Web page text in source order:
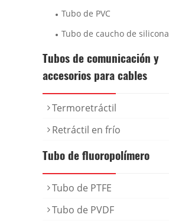
Tubo de PVC
Tubo de caucho de silicona
Tubos de comunicación y
accesorios para cables
Termoretráctil
Retráctil en frío
Tubo de fluoropolímero
Tubo de PTFE
Tubo de PVDF